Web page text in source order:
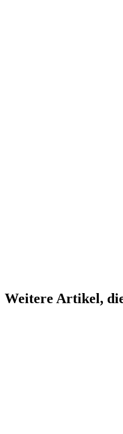
Weitere Artikel,